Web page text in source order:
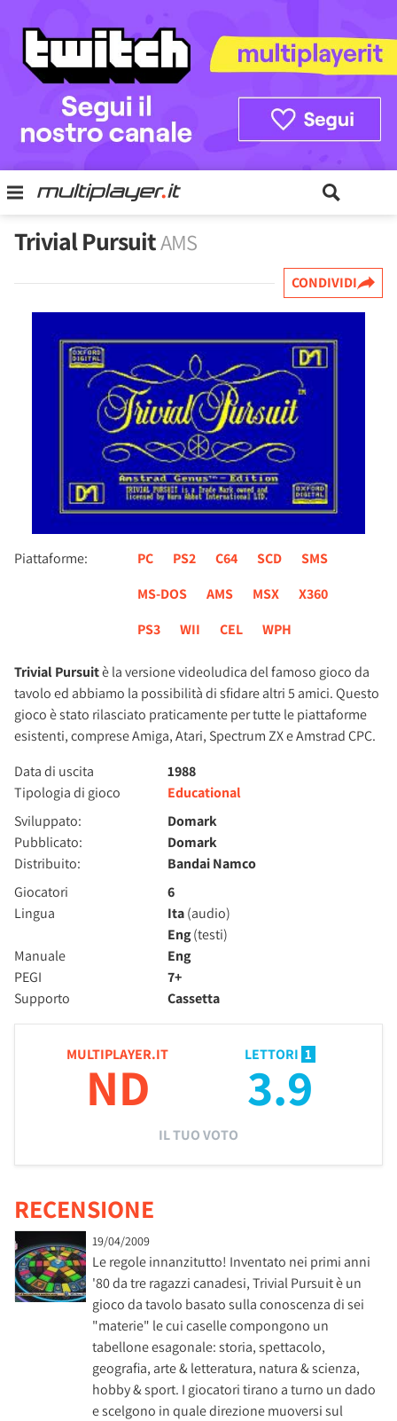
Trivial PursuitAMS
CONDIVIDI
Piattaforme: PC PS2 C64 SCD
SMS
MS-DOS
AMS MSX
X360
PS3
WII CEL WPH
Trivial Pursuitè la versione videoludica del famoso gioco da
tavolo ed abbiamo la possibilità di sfidare altri 5 amici. Questo
gioco è stato rilasciato praticamente per tutte le piattaforme
esistenti, comprese Amiga, Atari, Spectrum ZX e Amstrad CPC.
Data di uscita
1988
Tipologia di gioco
Educational
Sviluppato:
Domark
Pubblicato:
Domark
Distribuito:
Bandai Namco
Giocatori
6
Lingua
Ita(audio)
Eng(testi)
Manuale
Eng
PEGI
7+
Supporto
Cassetta
MULTIPLAYER.IT
ND
LETTORI 1
3.9
IL TUO VOTO
RECENSIONE
19/04/2009
Le regole innanzitutto! Inventato nei primi anni
'80 da tre ragazzi canadesi, Trivial Pursuit è un
gioco da tavolo basato sulla conoscenza di sei
"materie" le cui caselle compongono un
tabellone esagonale: storia, spettacolo,
geografia, arte & letteratura, natura & scienza,
hobby & sport. I giocatori tirano a turno un dado
e scelgono in quale direzione muoversi sul